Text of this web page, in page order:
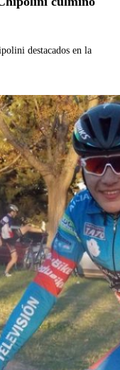
destacados en la